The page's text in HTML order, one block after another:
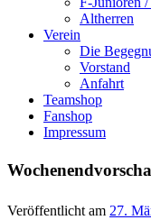
Altherren
Verein
Die
Vorstand
Anfahrt
Teamshop
Fanshop
Impressum
Veröffentlicht am 27.